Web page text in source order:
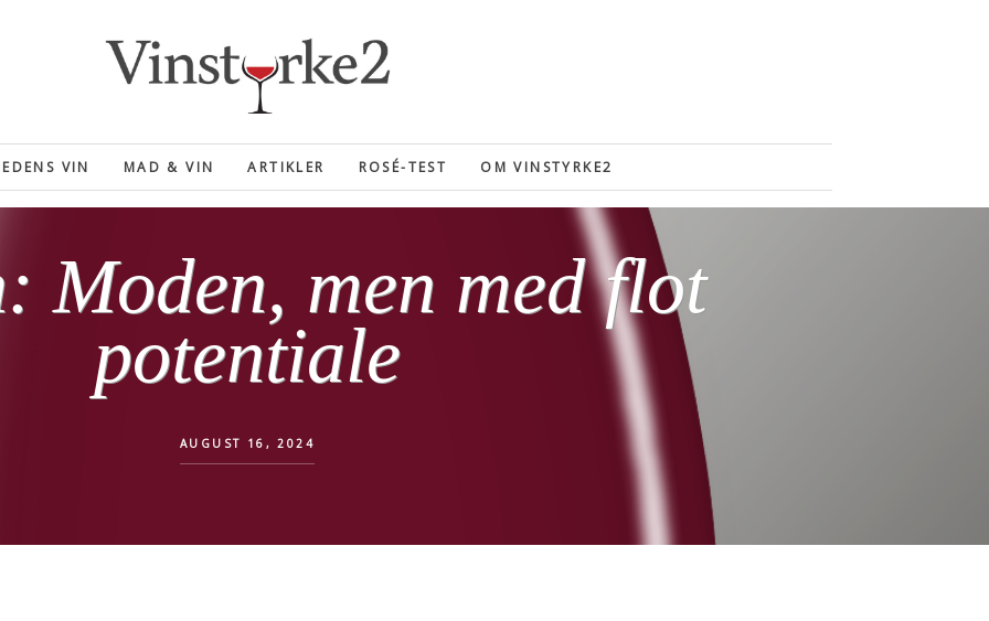
VIN MAD & VIN ARTIKLER ROSÉ-TEST OM VINSTYRKE2
Moden, men med flot
potentiale
AUGUST 16, 2024